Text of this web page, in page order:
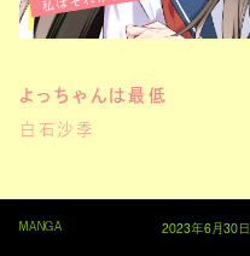
よっちゃんは最低
白石沙季
MANGA 2023年6月30日